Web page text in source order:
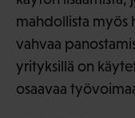
mahdollista myös
vahvaa
yrityksillä on
osaavaa